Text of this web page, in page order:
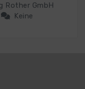
Rother GmbH
Keine